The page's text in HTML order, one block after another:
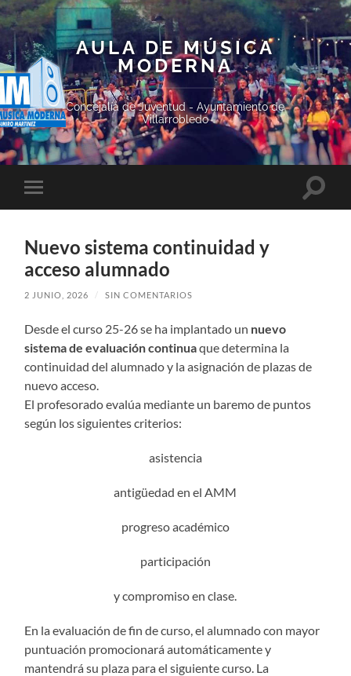
AULA DE MÚSICA
MODERNA
Concejalía de Juventud - Ayuntamiento de
Villarrobledo
el
móvil
Nuevo sistema continuidad y
acceso alumnado
2 JUNIO, 2026 / SIN COMENTARIOS
Desde el curso 25-26 se ha implantado un nuevo
sistema de evaluación continuaque determina la
continuidad del alumnado y la asignación de plazas de
nuevo acceso.
El profesorado evalúa mediante un baremo de puntos
según los siguientes criterios:
asistencia
antigüedad en el AMM
progreso académico
participación
y compromiso en clase.
En la evaluación de fin de curso, el alumnado con mayor
puntuación promocionará automáticamente y
mantendrá su plaza para el siguiente curso. La